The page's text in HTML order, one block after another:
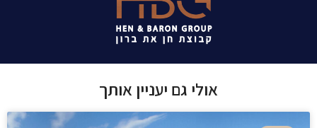
אולי גם יעניין אותך